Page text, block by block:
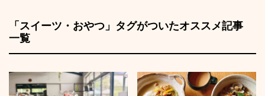
「スイーツ・おやつ」タグがついたオススメ記事
一覧